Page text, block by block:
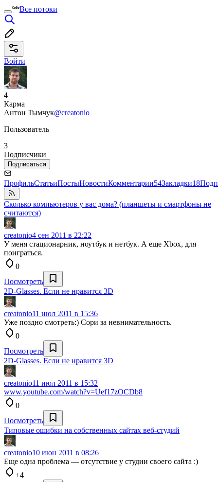
Все потоки
Войти
4
Карма
Антон Тымчук@creatonio
Пользователь
3
Подписчики
Подписаться
ПрофильСтатьиПостыНовостиКомментарии54Закладки18
Сколько компьютеров у вас дома? (планшеты и смартфоны не
считаются)
creatonio4 сен 2011 в 22:22
У меня стационарник, ноутбук и нетбук. А еще Xbox, для
поиграться.
0
Посмотреть
2D-Glasses. Если не нравится 3D
creatonio11 июл 2011 в 15:36
Уже поздно смотреть:) Сори за невнимательность.
0
Посмотреть
2D-Glasses. Если не нравится 3D
creatonio11 июл 2011 в 15:32
www.youtube.com/watch?v=Uef17zOCDb8
0
Посмотреть
Типовые ошибки на собственных сайтах веб-студий
creatonio10 июн 2011 в 08:26
Еще одна проблема — отсутствие у студии своего сайта :)
+4